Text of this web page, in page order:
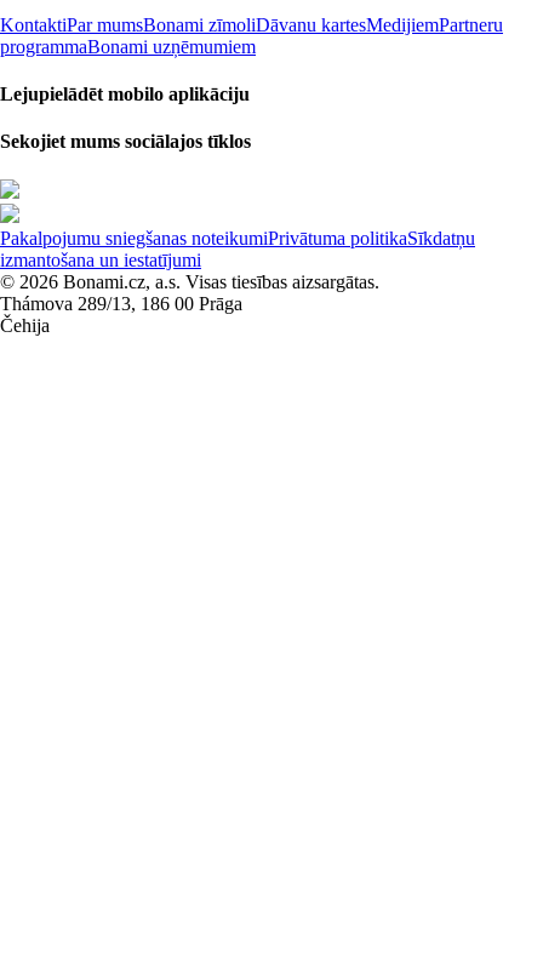
KontaktiPar mumsBonami zīmoliDāvanu kartesMedijiemPartneru
programmaBonami uzņēmumiem
Lejupielādēt mobilo aplikāciju
Sekojiet mums sociālajos tīklos
Pakalpojumu sniegšanas noteikumiPrivātuma politikaSīkdatņu
izmantošana un iestatījumi
© 2026 Bonami.cz, a.s. Visas tiesības aizsargātas.
Thámova 289/13, 186 00 Prāga
Čehija